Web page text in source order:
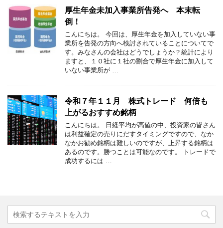
厚生年金未加入事業所告発へ 本末転
倒！
こんにちは。 今回は、厚生年金を加入していない事
業所を告発の方向へ検討されていることについてで
す。みなさんの会社はどうでしょうか？統計により
ますと、１０社に１社の割合で厚生年金に加入して
いない事業所が …
令和７年１１月 株式トレード 何倍も
上がるおすすめ銘柄
こんにちは。 日経平均が高値の中、投資家の皆さん
は利益確定の売りにだすタイミングですので、なか
なかお勧め銘柄は難しいのですが、上昇する銘柄は
あるのです。勝つことは可能なのです。 トレードで
成功するには …